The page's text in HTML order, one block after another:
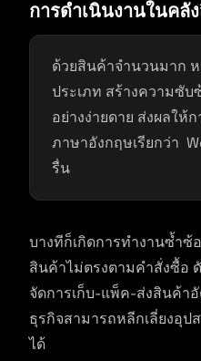
การดำเนินงานในคลั
ด้วยสินค้าจำนวนมาก
ประเภท สร้างความซั
อย่างง่ายดาย ส่งผลให้
ภาษาอังกฤษเรียกว่า
รื่น
บางทีก็เกิดการทำงานซ้ำซ้
สินค้าไม่ตรงตามคำสั่งซื้อ
จัดการเก็บ-แพ็ค-ส่งสินค้า
ธุรกิจสามารถหลีกเลี่ยงอุ
ได้